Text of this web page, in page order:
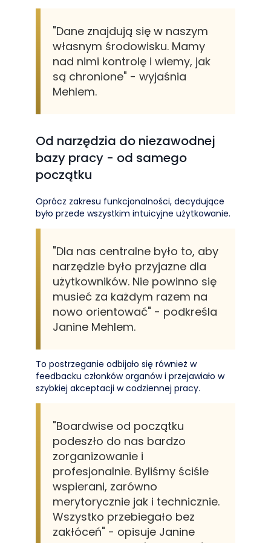
"Dane znajdują się w naszym
własnym środowisku. Mamy
nad nimi kontrolę i wiemy, jak
są chronione" - wyjaśnia
Mehlem.
Od narzędzia do niezawodnej
bazy pracy - od samego
początku
Oprócz zakresu funkcjonalności, decydujące
było przede wszystkim intuicyjne użytkowanie.
"Dla nas centralne było to, aby
narzędzie było przyjazne dla
użytkowników. Nie powinno się
musieć za każdym razem na
nowo orientować" - podkreśla
Janine Mehlem.
To postrzeganie odbijało się również w
feedbacku członków organów i przejawiało w
szybkiej akceptacji w codziennej pracy.
"Boardwise od początku
podeszło do nas bardzo
zorganizowanie i
profesjonalnie. Byliśmy ściśle
wspierani, zarówno
merytorycznie jak i technicznie.
Wszystko przebiegało bez
zakłóceń" - opisuje Janine